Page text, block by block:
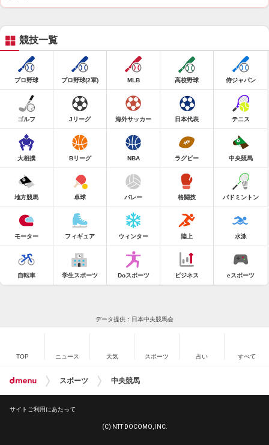
競技一覧
プロ野球 プロ野球(2軍) MLB 高校野球 侍ジャパン
ゴルフ Jリーグ 海外サッカー 日本代表 テニス
大相撲 Bリーグ NBA ラグビー 中央競馬
地方競馬 卓球 バレー 格闘技 バドミントン
モーター フィギュア ウィンター 陸上 水泳
自転車 学生スポーツ Doスポーツ ビジネス eスポーツ
データ提供：日本中央競馬会
TOP ニュース 天気 スポーツ 占い すべて
スポーツ 中央競馬
サイトご利用にあたって
(C) NTT DOCOMO, INC.